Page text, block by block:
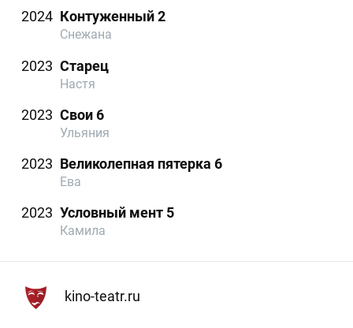
2024 Контуженный 2
Снежана
2023 Старец
Настя
2023 Свои 6
Ульяния
2023 Великолепная пятерка 6
Ева
2023 Условный мент 5
Камила
kino-teatr.ru